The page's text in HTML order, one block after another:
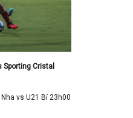
Sporting Cristal
vs U21 Bỉ 23h00